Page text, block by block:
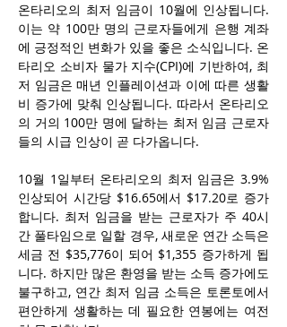
온타리오의 최저 임금이 10월에 인상됩니다.
이는 약 100만 명의 근로자들에게 은행 계좌
에 긍정적인 변화가 있을 좋은 소식입니다. 온
타리오 소비자 물가 지수(CPI)에 기반하여, 최
저 임금은 매년 인플레이션과 이에 따른 생활
비 증가에 맞춰 인상됩니다. 따라서 온타리오
의 거의 100만 명에 달하는 최저 임금 근로자
들의 시급 인상이 곧 다가옵니다.
10월 1일부터 온타리오의 최저 임금은 3.9%
인상되어 시간당 $16.65에서 $17.20로 증가
합니다. 최저 임금을 받는 근로자가 주 40시
간 풀타임으로 일할 경우, 새로운 연간 소득은
세금 전 $35,776이 되어 $1,355 증가하게 됩
니다. 하지만 많은 환영을 받는 소득 증가에도
불구하고, 연간 최저 임금 소득은 토론토에서
편안하게 생활하는 데 필요한 연봉에는 여전